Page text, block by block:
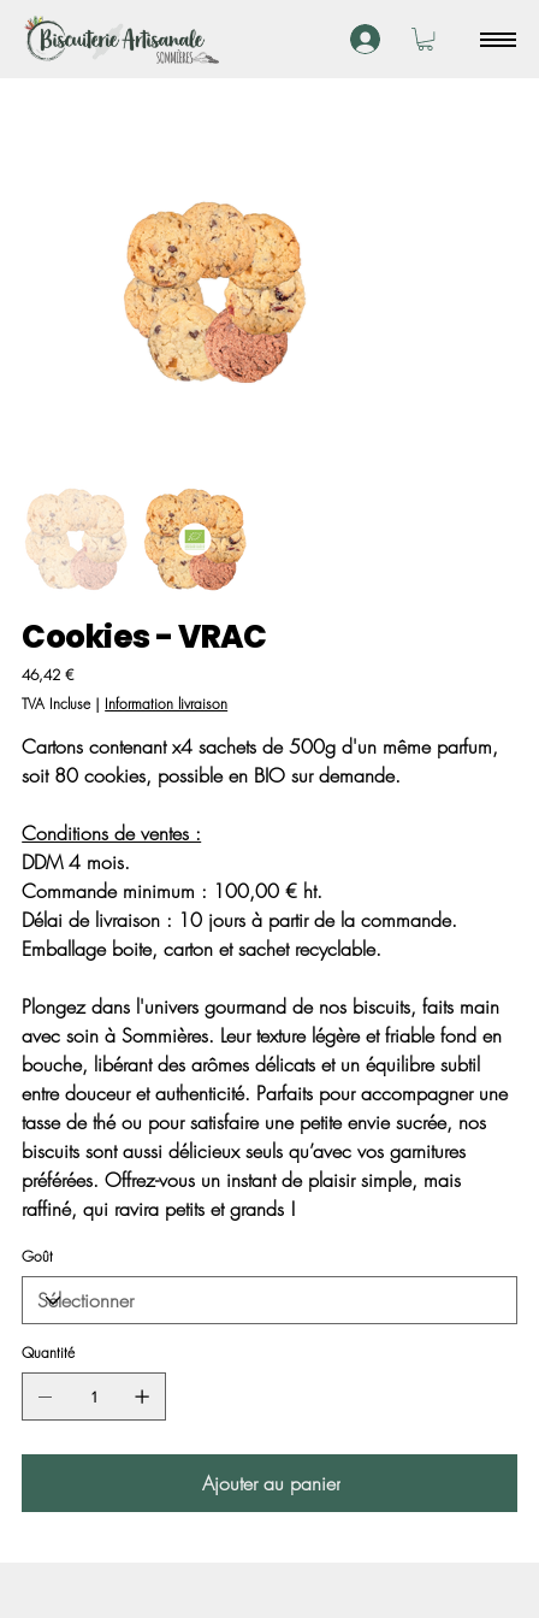
Cookies - VRAC
Prix
46,42 €
TVA Incluse | Information livraison
Cartons contenant x4 sachets de 500g d'un même parfum,
soit 80 cookies, possible en BIO sur demande.
Conditions de ventes :
DDM 4 mois.
Commande minimum : 100,00 € ht.
Délai de livraison : 10 jours à partir de la commande.
Emballage boite, carton et sachet recyclable.
Plongez dans l'univers gourmand de nos biscuits, faits main
avec soin à Sommières. Leur texture légère et friable fond en
bouche, libérant des arômes délicats et un équilibre subtil
entre douceur et authenticité. Parfaits pour accompagner une
tasse de thé ou pour satisfaire une petite envie sucrée, nos
biscuits sont aussi délicieux seuls qu’avec vos garnitures
préférées. Offrez-vous un instant de plaisir simple, mais
raffiné, qui ravira petits et grands !
Goût
Quantité
Ajouter au panier